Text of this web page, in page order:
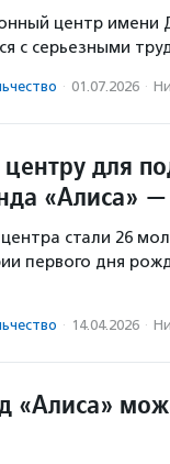
центр
с серьезными
· 01.07.2026 ·
для
«Алиса»
стали 26
первого дня
· 14.04.2026 ·